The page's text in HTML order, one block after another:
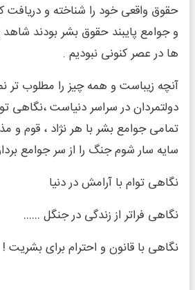
حقوق واقعی خود را شناخته و دریافت
و جوامع پایبند حقوق بشر بودند
ها در عصر کنونی نبودیم .
‌آنچه زیباست و همه چیز را مطلوب تر
دولتمردان در سراسر دنیاست ،نگاهی
تمامی جوامع بشر با هر نژاد ، قوم و
سایه سار شوم جنگ را از سر جوامع
نگاهی توام با آرامش در دنیا
نگاهی فراتر از زندگی در جنگل ……
نگاهی با قانون و احترام برای بشریت !